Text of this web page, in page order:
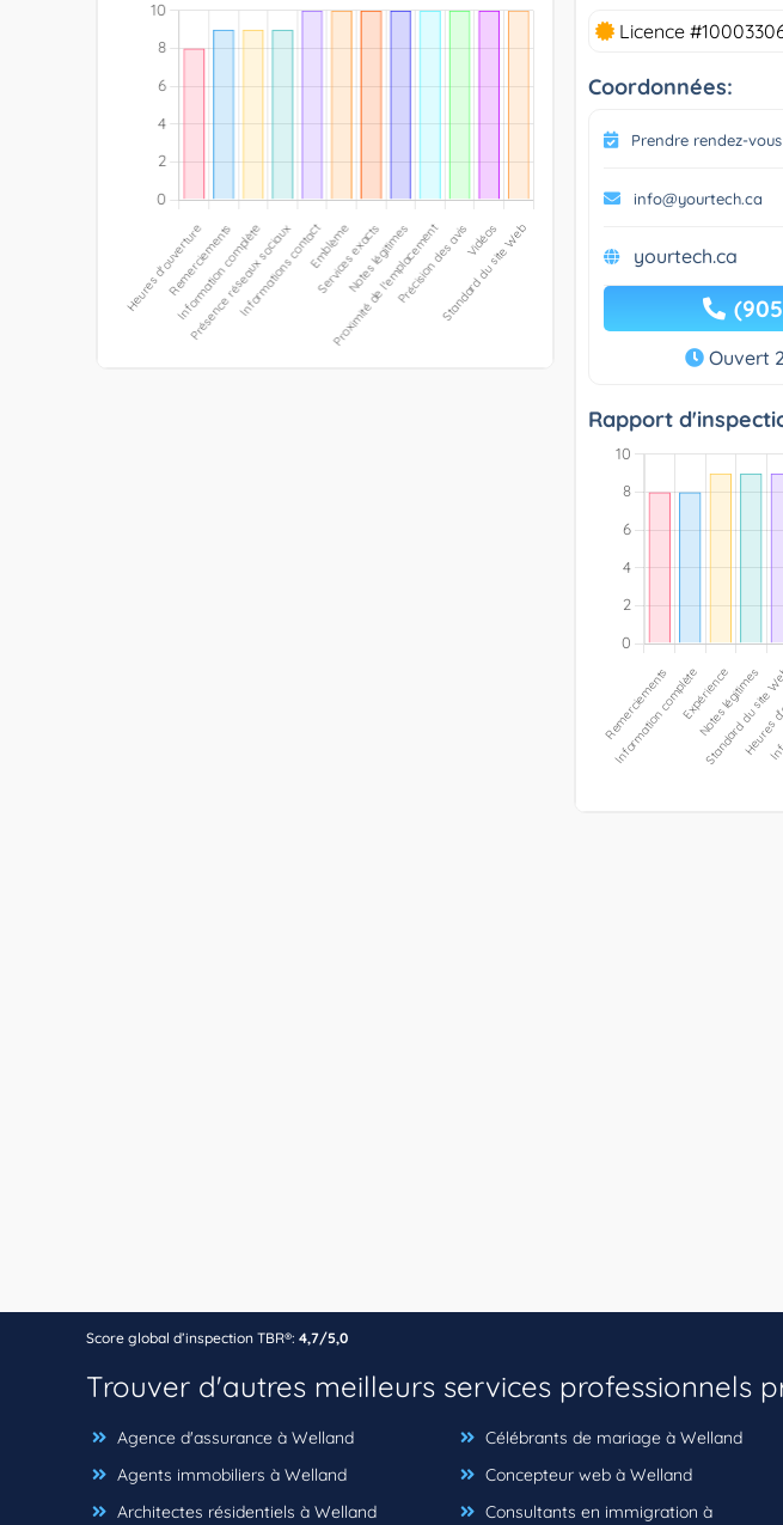
Licence
Coordonnées:
Prendre rendez-vous
info@yourtech.ca
yourtech.ca
Ouvert
Rapport
Score global d’inspection TBR®: 4,7/5,0
Trouver d'autres meilleurs services professionnels
Agence d'assurance à Welland
Agents immobiliers à Welland
Architectes résidentiels à Welland
Célébrants de mariage à Welland
Concepteur web à Welland
Consultants en immigration à